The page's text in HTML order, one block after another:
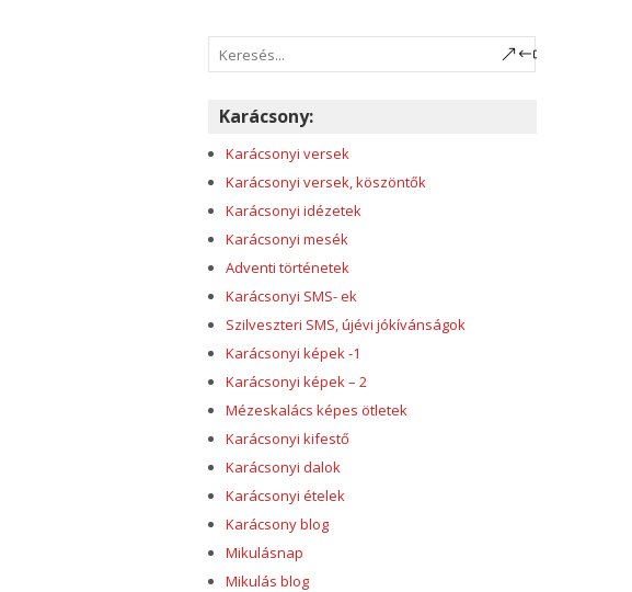
Karácsony:
Karácsonyi versek
Karácsonyi versek, köszöntők
Karácsonyi idézetek
Karácsonyi mesék
Adventi történetek
Karácsonyi SMS- ek
Szilveszteri SMS, újévi jókívánságok
Karácsonyi képek -1
Karácsonyi képek – 2
Mézeskalács képes ötletek
Karácsonyi kifestő
Karácsonyi dalok
Karácsonyi ételek
Karácsony blog
Mikulásnap
Mikulás blog